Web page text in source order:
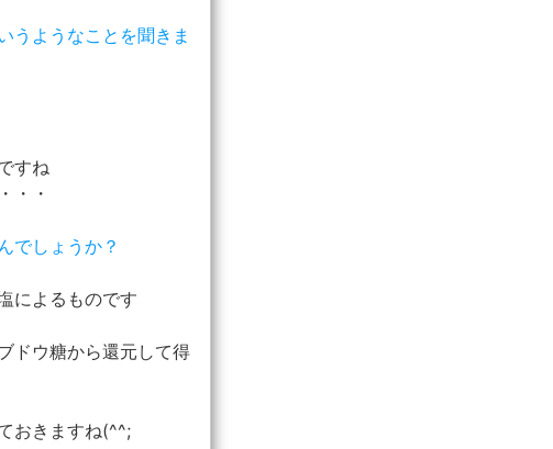
うようなことを聞きま
すね
・・
でしょうか？
によるものです
ドウ糖から還元して得
おきますね(^^;